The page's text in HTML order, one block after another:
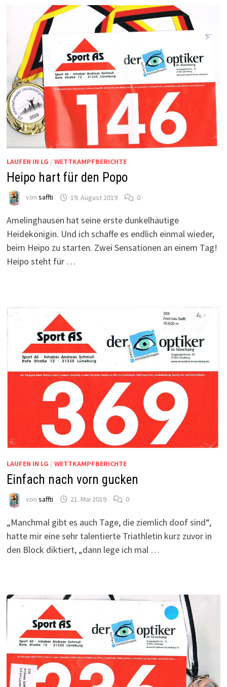
LAUFEN IN LG / WETTKAMPFBERICHTE
Heipo hart für den Popo
von saffti 19. August 2019 0
Amelinghausen hat seine erste dunkelhäutige
Heidekönigin. Und ich schaffe es endlich einmal wieder,
beim Heipo zu starten. Zwei Sensationen an einem Tag!
Heipo steht für …
LAUFEN IN LG / WETTKAMPFBERICHTE
Einfach nach vorn gucken
von saffti 21. Mai 2019 0
„Manchmal gibt es auch Tage, die ziemlich doof sind“,
hatte mir eine sehr talentierte Triathletin kurz zuvor in
den Block diktiert, „dann lege ich mal …